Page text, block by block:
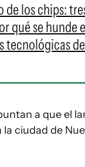
de los chips:
qué se hunde
tecnológicas
a que el
ciudad de